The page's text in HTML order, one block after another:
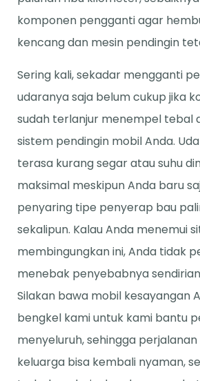
komponen pengganti agar
kencang dan mesin pendingin
Sering kali, sekadar mengganti
udaranya saja belum cukup jika
sudah terlanjur menempel tebal
sistem pendingin mobil Anda.
terasa kurang segar atau suhu
maksimal meskipun Anda baru
penyaring tipe penyerap bau
sekalipun. Kalau Anda menemui
membingungkan ini, Anda tidak
menebak penyebabnya
Silakan bawa mobil kesayangan
bengkel kami untuk kami bantu
menyeluruh, sehingga
keluarga bisa kembali nyaman,